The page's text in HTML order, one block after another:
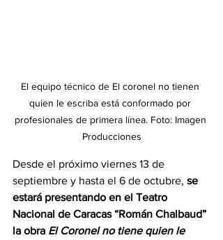
El equipo técnico de El coronel no tienen
quien le escriba está conformado por
profesionales de primera línea. Foto: Imagen
Producciones
Desde el próximo viernes 13 de
septiembre y hasta el 6 de octubre, se
estará presentando en el Teatro
Nacional de Caracas “Román Chalbaud”
la obra El Coronel no tiene quien le